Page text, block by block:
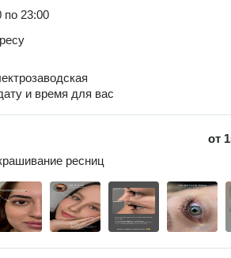
по 23:00
и время для вас
от
ресниц